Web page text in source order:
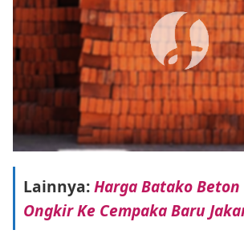
Lainnya:Harga Batako
Ongkir Ke Cempaka Baru